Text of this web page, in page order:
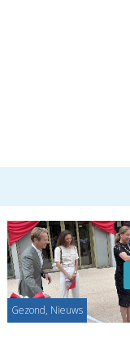
Gezond, Nieuws